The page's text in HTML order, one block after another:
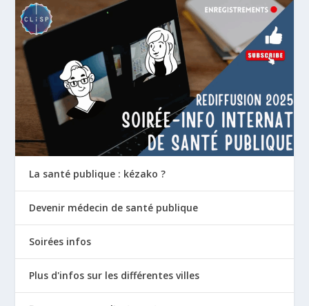
La santé publique : kézako ?
Devenir médecin de santé publique
Soirées infos
Plus d'infos sur les différentes villes